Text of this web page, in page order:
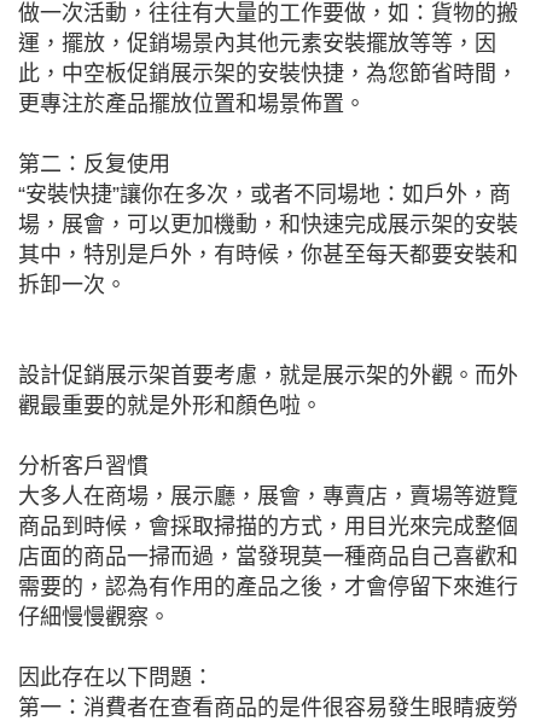
做一次活動，往往有大量的工作要做，如：貨物的搬
運，擺放，促銷場景內其他元素安裝擺放等等，因
此，中空板促銷展示架的安裝快捷，為您節省時間，
更專注於產品擺放位置和場景佈置。
第二：反复使用
“安裝快捷”讓你在多次，或者不同場地：如戶外，商
場，展會，可以更加機動，和快速完成展示架的安裝
其中，特別是戶外，有時候，你甚至每天都要安裝和
拆卸一次。
設計促銷展示架首要考慮，就是展示架的外觀。而外
觀最重要的就是外形和顏色啦。
分析客戶習慣
大多人在商場，展示廳，展會，專賣店，賣場等遊覽
商品到時候，會採取掃描的方式，用目光來完成整個
店面的商品一掃而過，當發現莫一種商品自己喜歡和
需要的，認為有作用的產品之後，才會停留下來進行
仔細慢慢觀察。
因此存在以下問題：
第一：消費者在查看商品的是件很容易發生眼睛疲勞